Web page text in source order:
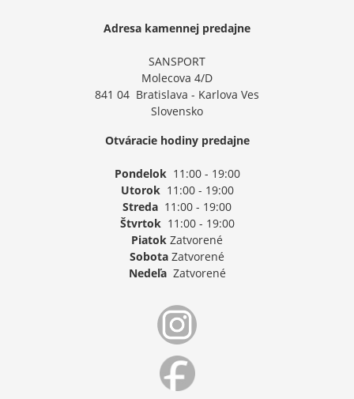
Adresa kamennej predajne
SANSPORT
Molecova 4/D
841 04 Bratislava - Karlova Ves
Slovensko
Otváracie hodiny predajne
Pondelok11:00 - 19:00
Utorok11:00 - 19:00
Streda 11:00 - 19:00
Štvrtok11:00 - 19:00
Piatok Zatvorené
Sobota Zatvorené
NedeľaZatvorené